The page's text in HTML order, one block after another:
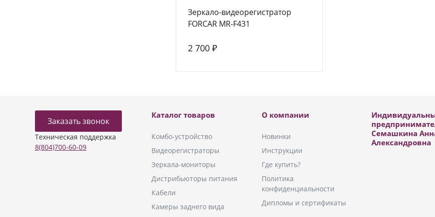
Зеркало-видеорегистратор
FORCAR MR-F431
2 700 ₽
Заказать звонок
Техническая поддержка
8(804)700-60-09
Каталог товаров
Комбо-устройство
Видеорегистраторы
Зеркала-мониторы
Дистрибьюторы питания
Кабели
Камеры заднего вида
О компании
Новинки
Инструкции
Где купить?
Политика
конфиденциальности
Дипломы и сертификаты
Семашкина
Александровна